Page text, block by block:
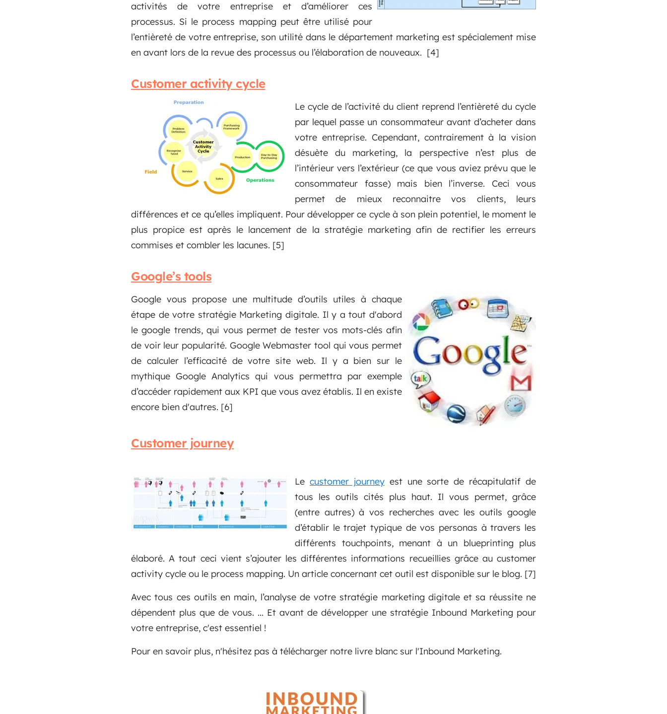
activités de votre entreprise et d’améliorer ces
processus. Si le process mapping peut être utilisé pour
l’entièreté de votre entreprise, son utilité dans le département marketing est spécialement mise
en avant lors de la revue des processus ou l’élaboration de nouveaux. [4]
Customer activity cycle
Le cycle de l’activité du client reprend l’entièreté du cycle
par lequel passe un consommateur avant d’acheter dans
votre entreprise. Cependant, contrairement à la vision
désuète du marketing, la perspective n’est plus de
l’intérieur vers l’extérieur (ce que vous aviez prévu que le
consommateur fasse) mais bien l’inverse. Ceci vous
permet de mieux reconnaitre vos clients, leurs
différences et ce qu’elles impliquent. Pour développer ce cycle à son plein potentiel, le moment le
plus propice est après le lancement de la stratégie marketing afin de rectifier les erreurs
commises et combler les lacunes. [5]
Google’s tools
Google vous propose une multitude d’outils utiles à chaque
étape de votre stratégie Marketing digitale. Il y a tout d'abord
le google trends, qui vous permet de tester vos mots-clés afin
de voir leur popularité. Google Webmaster tool qui vous permet
de calculer l’efficacité de votre site web. Il y a bien sur le
mythique Google Analytics qui vous permettra par exemple
d’accéder rapidement aux KPI que vous avez établis. Il en existe
encore bien d'autres. [6]
Customer journey
Le customer journeyest une sorte de récapitulatif de
tous les outils cités plus haut. Il vous permet, grâce
(entre autres) à vos recherches avec les outils google
d’établir le trajet typique de vos personas à travers les
différents touchpoints, menant à un blueprinting plus
élaboré. A tout ceci vient s’ajouter les différentes informations recueillies grâce au customer
activity cycle ou le process mapping. Un article concernant cet outil est disponible sur le blog. [7]
Avec tous ces outils en main, l’analyse de votre stratégie marketing digitale et sa réussite ne
dépendent plus que de vous. ... Et avant de développer une stratégie Inbound Marketing pour
votre entreprise, c'est essentiel !
Pour en savoir plus, n'hésitez pas à télécharger notre livre blanc sur l'Inbound Marketing.